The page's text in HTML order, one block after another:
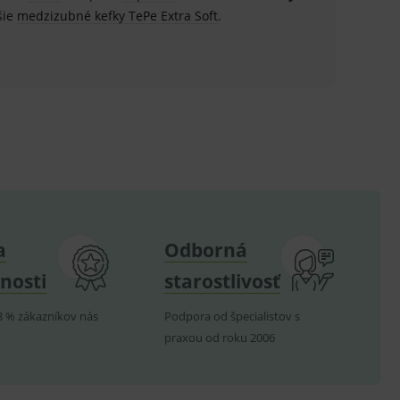
medzizubné kefky TePe Extra Soft.
% zákazníkov nás
Odborná
starostlivosť
Podpora od špecialistov s
praxou od roku 2006
analytics.
zobrazení
cookies a
reklamy.
webu používá